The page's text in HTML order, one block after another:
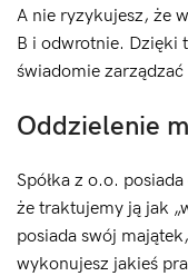
A nie ryzykujesz, że
B i odwrotnie. Dzięki
świadomie
Oddzielenie
Spółka z o.o.
że traktujemy ją jak
posiada swój
wykonujesz jakieś